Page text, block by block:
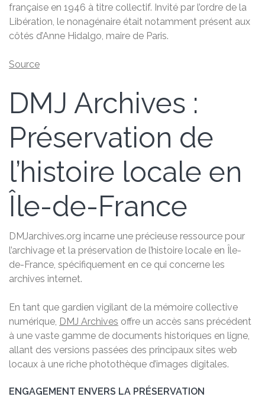
française en 1946 à titre collectif. Invité par l’ordre de la
Libération, le nonagénaire était notamment présent aux
côtés d’Anne Hidalgo, maire de Paris.
Source
DMJ Archives :
Préservation de
l’histoire locale en
Île-de-France
DMJarchives.org incarne une précieuse ressource pour
l’archivage et la préservation de l’histoire locale en Île-
de-France, spécifiquement en ce qui concerne les
archives internet.
En tant que gardien vigilant de la mémoire collective
numérique, DMJ Archives offre un accès sans précédent
à une vaste gamme de documents historiques en ligne,
allant des versions passées des principaux sites web
locaux à une riche photothèque d’images digitales.
ENGAGEMENT ENVERS LA PRÉSERVATION